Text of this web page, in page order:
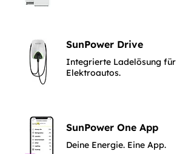
SunPower Drive
Integrierte Ladelösung für
Elektroautos.
SunPower One App
Deine Energie. Eine App.